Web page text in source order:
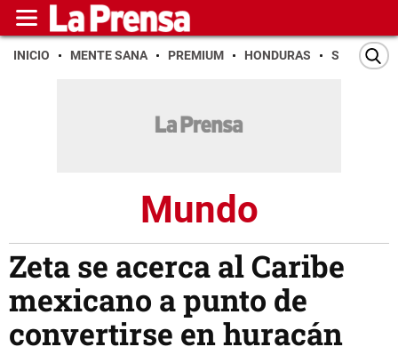
INICIO MENTE SANA PREMIUM HONDURAS SAN PEDRO
Mundo
Zeta se acerca al Caribe
mexicano a punto de
convertirse en huracán